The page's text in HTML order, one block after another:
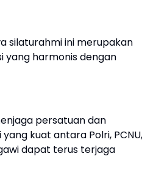
silaturahmi ini merupakan
yang harmonis dengan
persatuan dan
kuat antara Polri, PCNU,
dapat terus terjaga